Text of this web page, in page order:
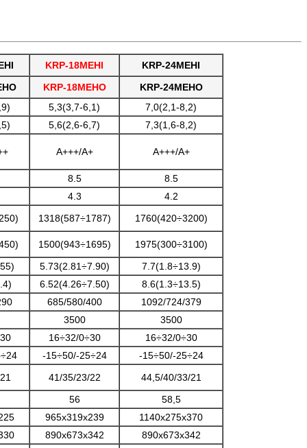
KRP-18MEHI
KRP-24MEHI
KRP-18MEHO KRP-24MEHO
5,3(3,7-6,1)
7,0(2,1-8,2)
5,6(2,6-6,7) 7,3(1,6-8,2)
A+++/A+
A+++/A+
8.5
8.5
4.3 4.2
1318(587÷1787) 1760(420÷3200)
1500(943÷1695) 1975(300÷3100)
5.73(2.81÷7.90)
7.7(1.8÷13.9)
6.52(4.26÷7.50) 8.6(1.3÷13.5)
685/580/400
1092/724/379
3500 3500
16÷32/0÷30
16÷32/0÷30
-15÷50/-25÷24 -15÷50/-25÷24
41/35/23/22
44,5/40/33/21
56 58,5
965x319x239
1140x275x370
890x673x342
890x673x342